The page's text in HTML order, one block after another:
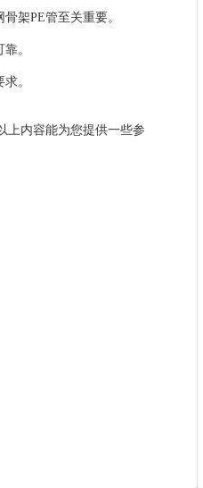
架PE管至关重要。
。
。
上内容能为您提供一些参